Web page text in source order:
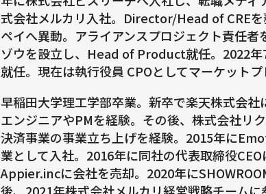
式会社メルカリ入社。Director/Head of CRE
ペイへ異動。アライアンスプロジェクト責任
ゾウを設立し、Head of Product就任。2022
就任。現在は執行役員 CPOとしてマーケットプ
早稲田大学理工学部卒業。新卒で楽天株式会
エンジニアやPMを経験。その後、株式会社リ
決済事業の事業立ち上げを経験。2015年に
業として入社。2016年に同社の代表取締役
Appier.incに会社を売却。2020年に